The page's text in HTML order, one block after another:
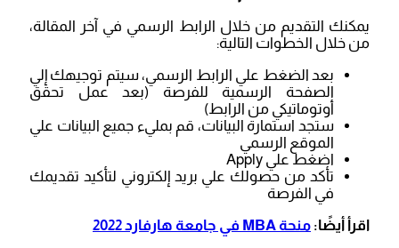
يمكنك التقديم من خلال الرابط الرسمي في آخر المقالة،
من خلال الخطوات التالية:
بعد الضغط علي الرابط الرسمي، سيتم توجيهك إلي
الصفحة الرسمية للفرصة (بعد عمل تحقق
أوتوماتيكي من الرابط)
ستجد استمارة البيانات، قم بمليء جميع البيانات علي
الموقع الرسمي
اضغط علي Apply
تأكد من حصولك علي بريد إلكتروني لتأكيد تقديمك
في الفرصة
اقرأ أيضًا: منحة MBA في جامعة هارفارد 2022